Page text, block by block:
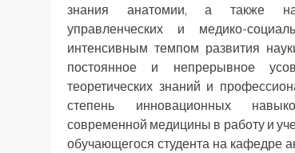
знания анатомии, а также
управленческих и медико-
интенсивным темпом развития
постоянное и непрерывное
теоретических знаний и
степень инновационных
современной медицины в работу и
обучающегося студента на кафедре